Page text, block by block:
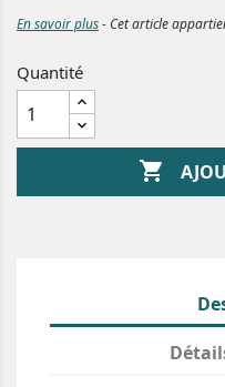
En savoir plus- Cet article
Quantité
